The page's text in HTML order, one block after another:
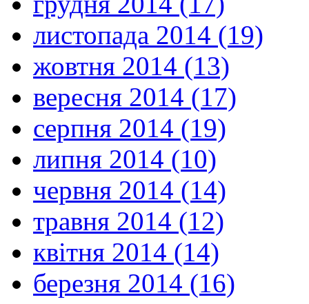
листопада 2014 (19)
жовтня 2014 (13)
вересня 2014 (17)
серпня 2014 (19)
липня 2014 (10)
червня 2014 (14)
травня 2014 (12)
квітня 2014 (14)
березня 2014 (16)